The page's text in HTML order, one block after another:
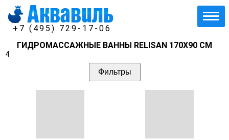
+7 (495) 729-17-06
ГИДРОМАССАЖНЫЕ ВАННЫ RELISAN 170Х90 СМ
4
Фильтры